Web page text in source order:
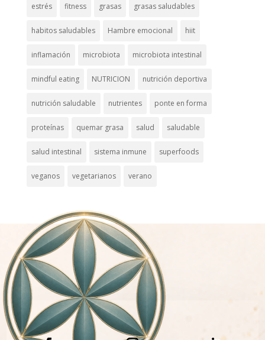
estrés fitness grasas grasas saludables
habitos saludables Hambre emocional hiit
inflamación microbiota microbiota intestinal
mindful eating NUTRICION nutrición deportiva
nutrición saludable nutrientes ponte en forma
proteínas quemar grasa salud saludable
salud intestinal sistema inmune superfoods
veganos vegetarianos verano